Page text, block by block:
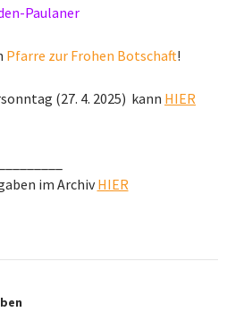
Paulaner
Pfarre zur Frohen Botschaft!
(27. 4. 2025) kann HIER
im ArchivHIER